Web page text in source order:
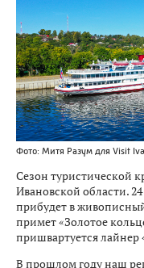
Фото: Митя Разум для Visit
Сезон туристической
Ивановской области.
прибудет в
примет «Золотое
пришвартуется
В прошлом году наш